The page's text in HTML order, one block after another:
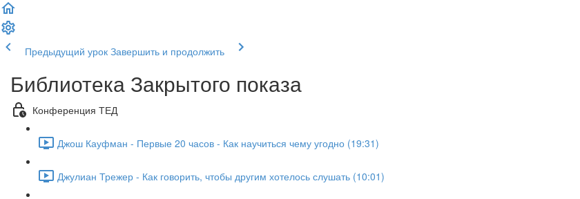
Предыдущий урок Завершить и продолжить
Библиотека Закрытого показа
Конференция ТЕД
Джош Кауфман - Первые 20 часов - Как научиться чему угодно (19:31)
Джулиан Трежер - Как говорить, чтобы другим хотелось слушать (10:01)